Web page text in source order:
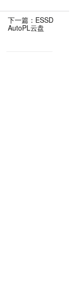
下一篇： ESSD
AutoPL云盘